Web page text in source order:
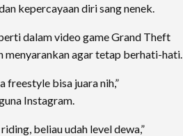
kepercayaan diri sang nenek.
dalam video game Grand Theft
menyarankan agar tetap berhati-hati.
freestyle bisa juara nih,”
Instagram.
beliau udah level dewa,”